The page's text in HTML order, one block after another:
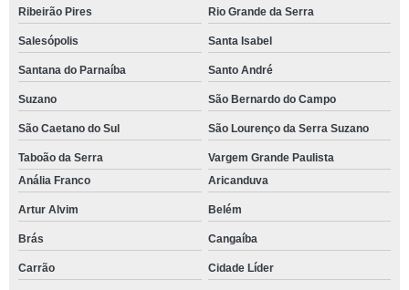
Ribeirão Pires Rio Grande da Serra
Salesópolis Santa Isabel
Santana do Parnaíba Santo André
Suzano São Bernardo do Campo
São Caetano do Sul São Lourenço da Serra Suzano
Taboão da Serra
Vargem Grande Paulista
Anália Franco
Aricanduva
Artur Alvim Belém
Brás Cangaíba
Carrão Cidade Líder